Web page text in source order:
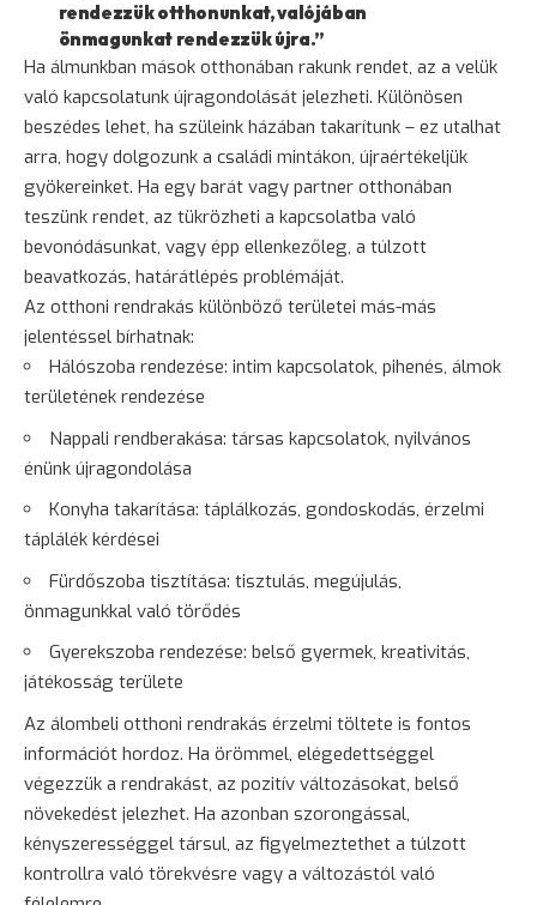
rendezzük otthonunkat, valójában
önmagunkat rendezzük újra.”
Ha álmunkban mások otthonában rakunk rendet, az a velük
való kapcsolatunk újragondolását jelezheti. Különösen
beszédes lehet, ha szüleink házában takarítunk – ez utalhat
arra, hogy dolgozunk a családi mintákon, újraértékeljük
gyökereinket. Ha egy barát vagy partner otthonában
teszünk rendet, az tükrözheti a kapcsolatba való
bevonódásunkat, vagy épp ellenkezőleg, a túlzott
beavatkozás, határátlépés problémáját.
Az otthoni rendrakás különböző területei más-más
jelentéssel bírhatnak:
Hálószoba rendezése: intim kapcsolatok, pihenés, álmok
területének rendezése
Nappali rendberakása: társas kapcsolatok, nyilvános
énünk újragondolása
Konyha takarítása: táplálkozás, gondoskodás, érzelmi
táplálék kérdései
Fürdőszoba tisztítása: tisztulás, megújulás,
önmagunkkal való törődés
Gyerekszoba rendezése: belső gyermek, kreativitás,
játékosság területe
Az álombeli otthoni rendrakás érzelmi töltete is fontos
információt hordoz. Ha örömmel, elégedettséggel
végezzük a rendrakást, az pozitív változásokat, belső
növekedést jelezhet. Ha azonban szorongással,
kényszerességgel társul, az figyelmeztethet a túlzott
kontrollra való törekvésre vagy a változástól való